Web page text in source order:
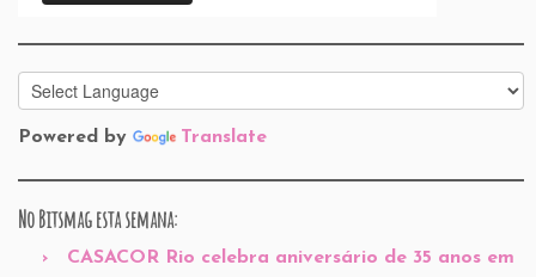
Powered by Translate
No Bitsmag esta semana:
CASACOR Rio celebra aniversário de 35 anos em